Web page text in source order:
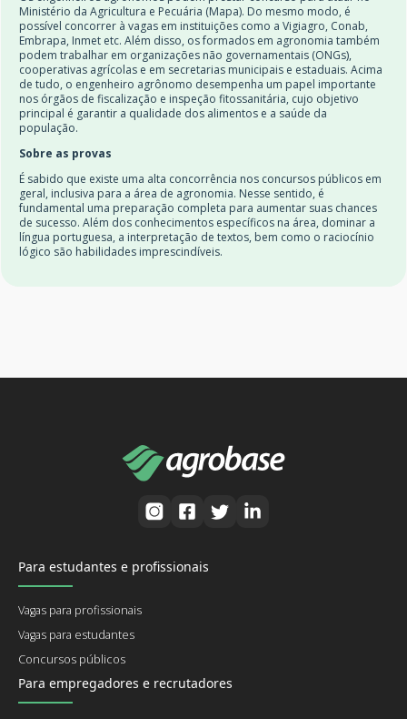
Ministério da Agricultura e Pecuária (Mapa). Do mesmo modo, é
possível concorrer à vagas em instituições como a Vigiagro, Conab,
Embrapa, Inmet etc. Além disso, os formados em agronomia também
podem trabalhar em organizações não governamentais (ONGs),
cooperativas agrícolas e em secretarias municipais e estaduais. Acima
de tudo, o engenheiro agrônomo desempenha um papel importante
nos órgãos de fiscalização e inspeção fitossanitária, cujo objetivo
principal é garantir a qualidade dos alimentos e a saúde da
população.
Sobre as provas
É sabido que existe uma alta concorrência nos concursos públicos em
geral, inclusiva para a área de agronomia. Nesse sentido, é
fundamental uma preparação completa para aumentar suas chances
de sucesso. Além dos conhecimentos específicos na área, dominar a
língua portuguesa, a interpretação de textos, bem como o raciocínio
lógico são habilidades imprescindíveis.
Para estudantes e profissionais
Vagas para profissionais
Vagas para estudantes
Concursos públicos
Para empregadores e recrutadores